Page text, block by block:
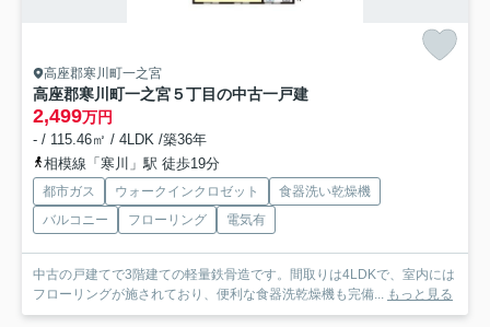
高座郡寒川町一之宮
高座郡寒川町一之宮５丁目の中古一戸建
2,499万円
- / 115.46㎡ / 4LDK /築36年
相模線「寒川」駅 徒歩19分
都市ガス ウォークインクロゼット
食器洗い乾燥機
バルコニー
フローリング 電気有
中古の戸建てで3階建ての軽量鉄骨造です。間取りは4LDKで、室内には
フローリングが施されており、便利な食器洗乾燥機も完備...
もっと見る